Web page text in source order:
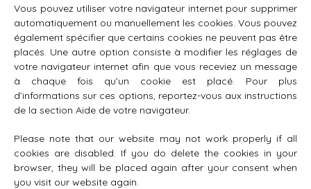
Vous pouvez utiliser votre navigateur internet pour supprimer
automatiquement ou manuellement les cookies. Vous pouvez
également spécifier que certains cookies ne peuvent pas être
placés. Une autre option consiste à modifier les réglages de
votre navigateur internet afin que vous receviez un message
à chaque fois qu’un cookie est placé. Pour plus
d’informations sur ces options, reportez-vous aux instructions
de la section Aide de votre navigateur.
Please note that our website may not work properly if all
cookies are disabled. If you do delete the cookies in your
browser, they will be placed again after your consent when
you visit our website again.